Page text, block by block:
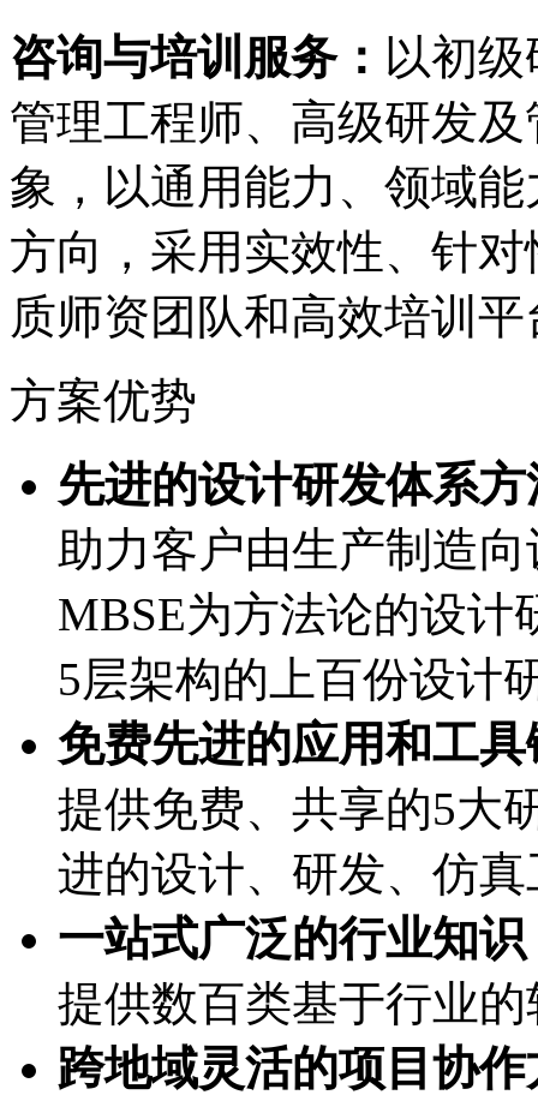
咨询与培训服务： 以初级
管理工程师、高级研
象，以通用能力、领
方向，采用实效性、
质师资团队和高效培训平
方案优势
先进的设计研发体系方法
助力客户由生产制造向
MBSE为方法论的设计研
5层架构的上百份设计
免费先进的应用和工具链
提供免费、共享的5大
进的设计、研发、
一站式广泛的行业知识
提供数百类基于行业
跨地域灵活的项目协作方